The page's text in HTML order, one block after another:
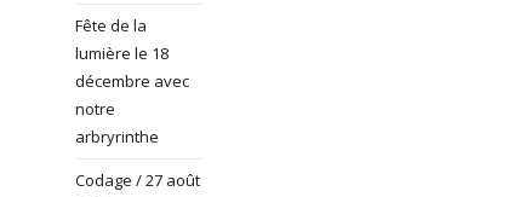
Fête de la
lumière le 18
décembre avec
notre
arbryrinthe
Codage / 27 août